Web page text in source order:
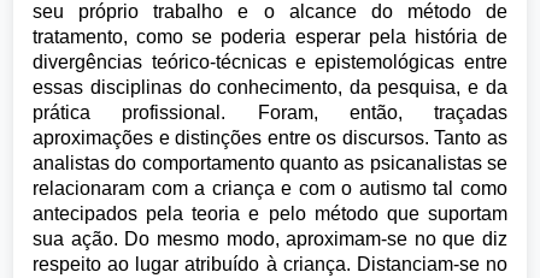
seu próprio trabalho e o alcance do método de
tratamento, como se poderia esperar pela história de
divergências teórico-técnicas e epistemológicas entre
essas disciplinas do conhecimento, da pesquisa, e da
prática profissional. Foram, então, traçadas
aproximações e distinções entre os discursos. Tanto as
analistas do comportamento quanto as psicanalistas se
relacionaram com a criança e com o autismo tal como
antecipados pela teoria e pelo método que suportam
sua ação. Do mesmo modo, aproximam-se no que diz
respeito ao lugar atribuído à criança. Distanciam-se no